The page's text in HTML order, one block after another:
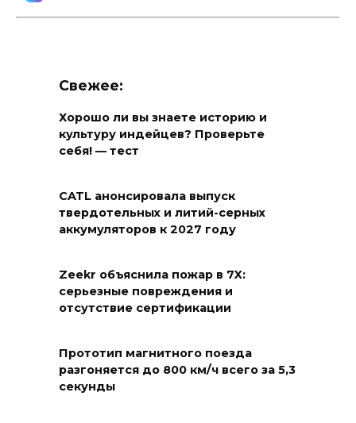
Свежее:
Хорошо ли вы знаете историю и
культуру индейцев? Проверьте
себя! — тест
CATL анонсировала выпуск
твердотельных и литий-серных
аккумуляторов к 2027 году
Zeekr объяснила пожар в 7X:
серьезные повреждения и
отсутствие сертификации
Прототип магнитного поезда
разгоняется до 800 км/ч всего за 5,3
секунды